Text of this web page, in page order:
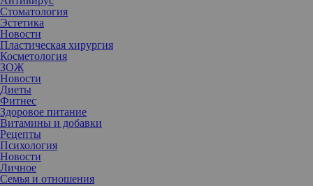
Стоматология
Эстетика
Новости
Пластическая хирургия
Косметология
ЗОЖ
Новости
Диеты
Фитнес
Здоровое питание
Витамины и добавки
Рецепты
Психология
Новости
Личное
Семья и отношения